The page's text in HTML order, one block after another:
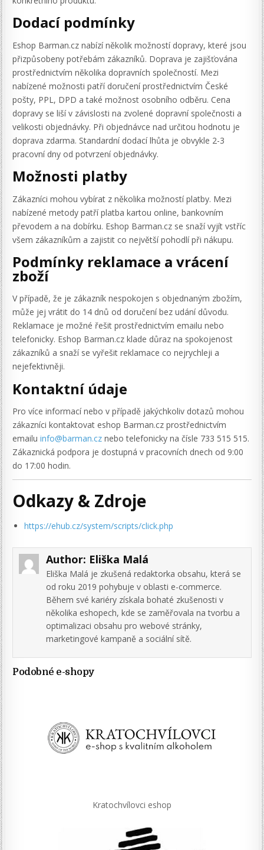
Dodací podmínky
Eshop Barman.cz nabízí několik možností dopravy, které jsou
přizpůsobeny potřebám zákazníků. Doprava je zajišťována
prostřednictvím několika dopravních společností. Mezi
nabízené možnosti patří doručení prostřednictvím České
pošty, PPL, DPD a také možnost osobního odběru. Cena
dopravy se liší v závislosti na zvolené dopravní společnosti a
velikosti objednávky. Při objednávce nad určitou hodnotu je
doprava zdarma. Standardní dodací lhůta je obvykle 2-3
pracovní dny od potvrzení objednávky.
Možnosti platby
Zákazníci mohou vybírat z několika možností platby. Mezi
nabízené metody patří platba kartou online, bankovním
převodem a na dobírku. Eshop Barman.cz se snaží vyjít vstříc
všem zákazníkům a zajistit co největší pohodlí při nákupu.
Podmínky reklamace a vrácení
zboží
V případě, že je zákazník nespokojen s objednaným zbožím,
může jej vrátit do 14 dnů od doručení bez udání důvodu.
Reklamace je možné řešit prostřednictvím emailu nebo
telefonicky. Eshop Barman.cz klade důraz na spokojenost
zákazníků a snaží se vyřešit reklamace co nejrychleji a
nejefektivněji.
Kontaktní údaje
Pro více informací nebo v případě jakýchkoliv dotazů mohou
zákazníci kontaktovat eshop Barman.cz prostřednictvím
emailuinfo@barman.cz nebo telefonicky na čísle 733 515 515.
Zákaznická podpora je dostupná v pracovních dnech od 9:00
do 17:00 hodin.
Odkazy & Zdroje
https://ehub.cz/system/scripts/click.php
Author: Eliška Malá
Eliška Malá je zkušená redaktorka obsahu, která se
od roku 2019 pohybuje v oblasti e-commerce.
Během své kariéry získala bohaté zkušenosti v
několika eshopech, kde se zaměřovala na tvorbu a
optimalizaci obsahu pro webové stránky,
marketingové kampaně a sociální sítě.
Podobné e-shopy
Kratochvílovci eshop